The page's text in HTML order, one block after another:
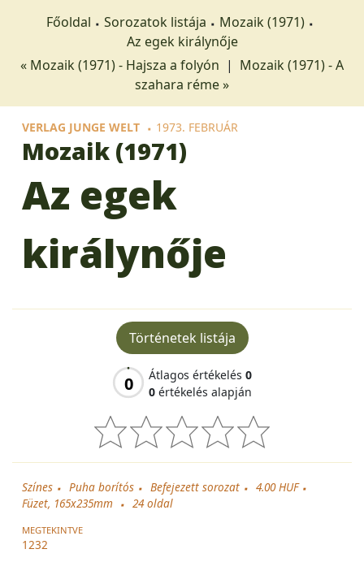
Főoldal Sorozatok listája
Mozaik (1971)
Az egek királynője
« Mozaik (1971) - Hajsza a folyón | Mozaik (1971) - A
szahara réme »
VERLAG JUNGE WELT 1973. FEBRUÁR
Mozaik (1971)
Az egek
királynője
Történetek listája
0 Átlagos értékelés 0
0 értékelés alapján
Színes Puha borítós Befejezett sorozat
4.00 HUF
Füzet, 165x235mm
24oldal
MEGTEKINTVE
1232